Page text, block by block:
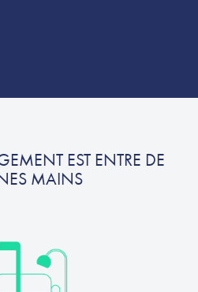
EST ENTRE DE
MAINS